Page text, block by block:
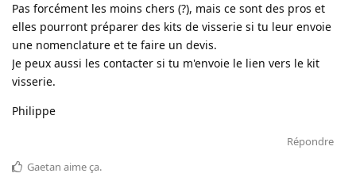
Pas forcément les moins chers (?), mais ce sont des pros et
elles pourront préparer des kits de visserie si tu leur envoie
une nomenclature et te faire un devis.
Je peux aussi les contacter si tu m'envoie le lien vers le kit
visserie.
Philippe
Répondre
Gaetan aime ça.